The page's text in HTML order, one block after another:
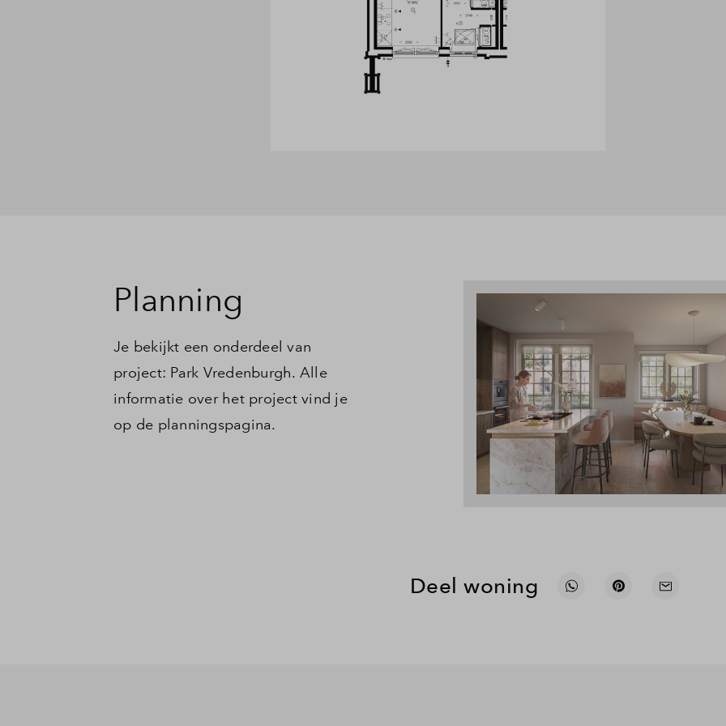
Planning
Je bekijkt een onderdeel van
project: Park Vredenburgh. Alle
informatie over het project vind je
op de planningspagina.
Deel woning